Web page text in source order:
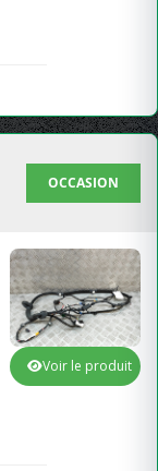
OCCASION
Voir le produit